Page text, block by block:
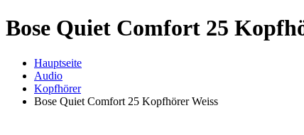
Bose Quiet Comfort 25
Hauptseite
Audio
Kopfhörer
Bose Quiet Comfort 25 Kopfhörer Weiss